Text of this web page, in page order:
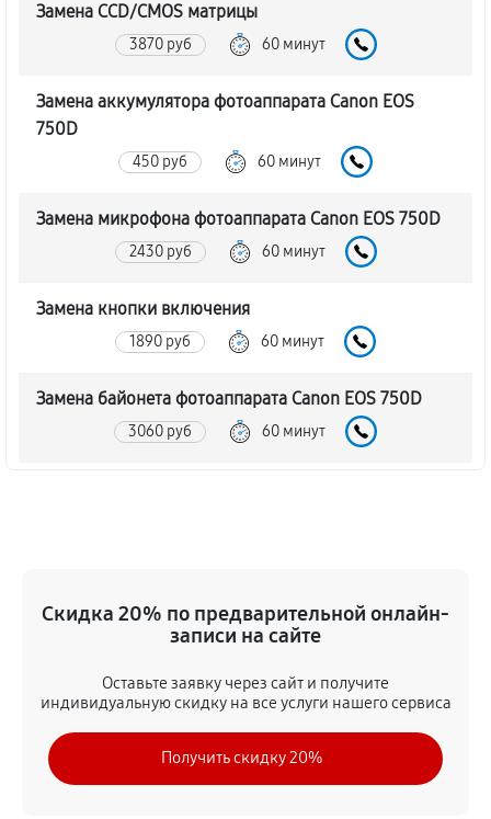
Замена CCD/CMOS матрицы
3870 руб 60 минут
Замена аккумулятора фотоаппарата Canon EOS
750D
450 руб 60 минут
Замена микрофона фотоаппарата Canon EOS 750D
2430 руб 60 минут
Замена кнопки включения
1890 руб 60 минут
Замена байонета фотоаппарата Canon EOS 750D
3060 руб 60 минут
3510 руб 60 минут
3420 руб 60 минут
Замена материнской платы
2970 руб 60 минут
Скидка 20% по предварительной онлайн-
записи на сайте
Оставьте заявку через сайт и получите
индивидуальную скидку на все услуги нашего сервиса
Получить скидку 20%